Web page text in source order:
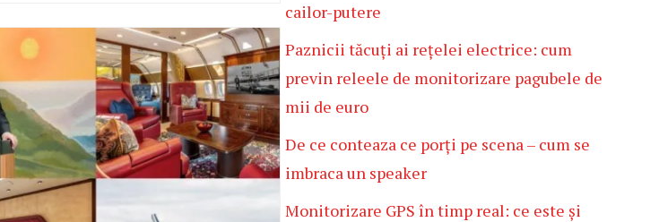
cailor-putere
Paznicii tăcuți ai rețelei electrice: cum
previn releele de monitorizare pagubele de
mii de euro
De ce conteaza ce porți pe scena – cum se
imbraca un speaker
Monitorizare GPS în timp real: ce este și